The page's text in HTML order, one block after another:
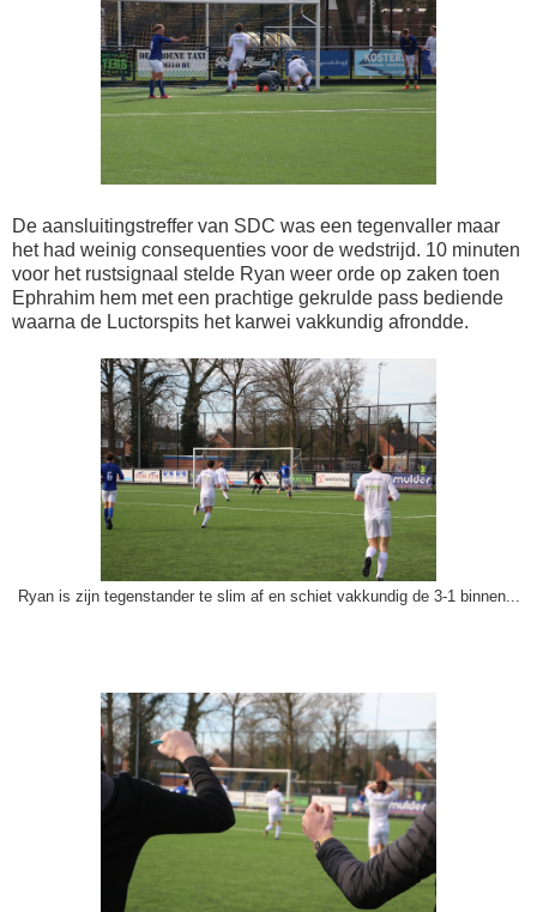
De aansluitingstreffer van SDC was een tegenvaller maar
het had weinig consequenties voor de wedstrijd. 10 minuten
voor het rustsignaal stelde Ryan weer orde op zaken toen
Ephrahim hem met een prachtige gekrulde pass bediende
waarna de Luctorspits het karwei vakkundig afrondde.
Ryan is zijn tegenstander te slim af en schiet vakkundig de 3-1 binnen...